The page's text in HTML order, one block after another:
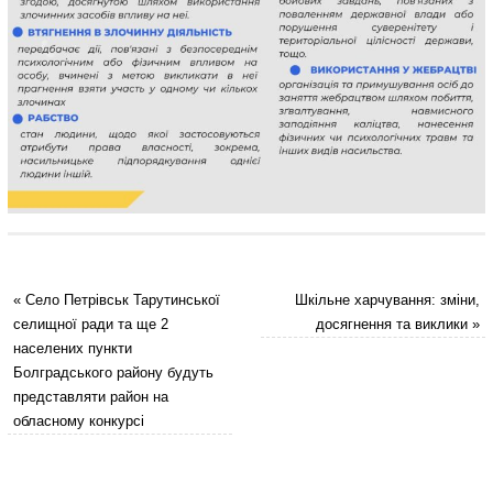
«Село Петрівськ Тарутинської
селищної ради та ще 2
населених пункти
Болградського району будуть
представляти район на
обласному конкурсі
Шкільне харчування: зміни,
досягнення та виклики»